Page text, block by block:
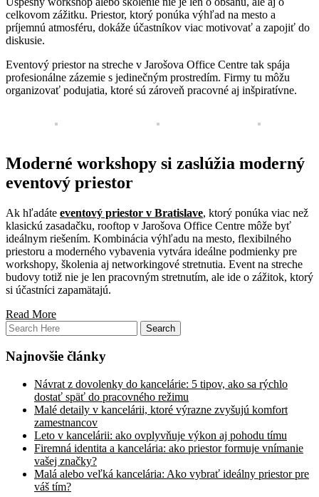
celkovom zážitku. Priestor, ktorý ponúka výhľad na mesto a
príjemnú atmosféru, dokáže účastníkov viac motivovať a zapojiť do
diskusie.
Eventový priestor na streche v Jarošova Office Centre tak spája
profesionálne zázemie s jedinečným prostredím. Firmy tu môžu
organizovať podujatia, ktoré sú zároveň pracovné aj inšpiratívne.
Moderné workshopy si zaslúžia moderný
eventový priestor
Ak hľadáte eventový priestor v Bratislave, ktorý ponúka viac než
klasickú zasadačku, rooftop v Jarošova Office Centre môže byť
ideálnym riešením. Kombinácia výhľadu na mesto, flexibilného
priestoru a moderného vybavenia vytvára ideálne podmienky pre
workshopy, školenia aj networkingové stretnutia. Event na streche
budovy totiž nie je len pracovným stretnutím, ale ide o zážitok, ktorý
si účastníci zapamätajú.
Read More
Najnovšie články
Návrat z dovolenky do kancelárie: 5 tipov, ako sa rýchlo
dostať späť do pracovného režimu
Malé detaily v kancelárii, ktoré výrazne zvyšujú komfort
zamestnancov
Leto v kancelárii: ako ovplyvňuje výkon aj pohodu tímu
Firemná identita a kancelária: ako priestor formuje vnímanie
vašej značky?
Malá alebo veľká kancelária: Ako vybrať ideálny priestor pre
váš tím?